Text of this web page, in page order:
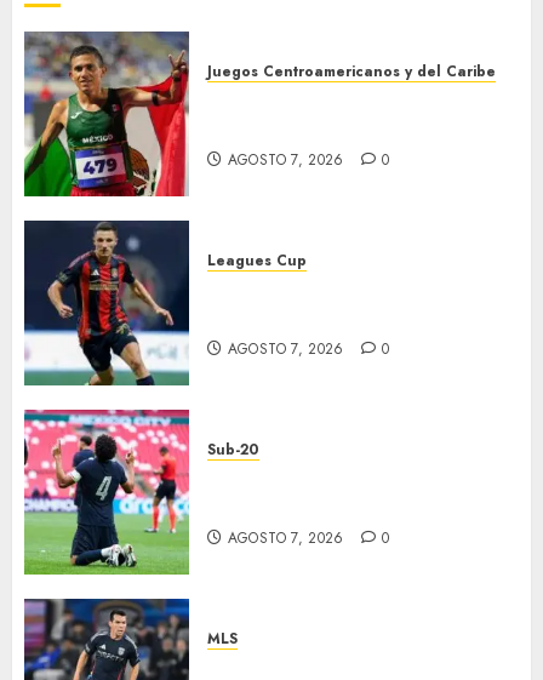
Juegos Centroamericanos y del Caribe
AGOSTO 7, 2026 0
Leagues Cup
AGOSTO 7, 2026 0
Sub-20
AGOSTO 7, 2026 0
MLS